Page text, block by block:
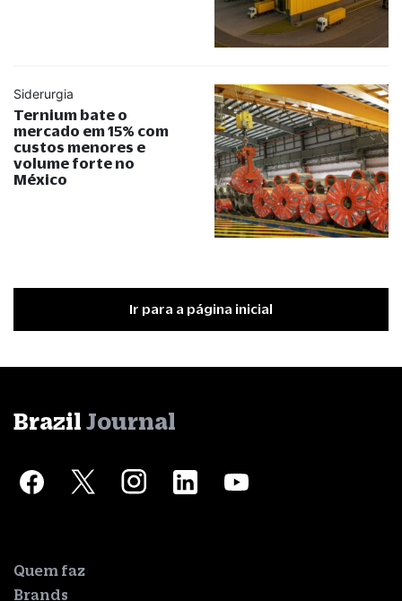
Siderurgia
Ternium bate o
mercado em 15% com
custos menores e
volume forte no
México
Ir para a página inicial
Brazil Journal
Quem faz
Brands